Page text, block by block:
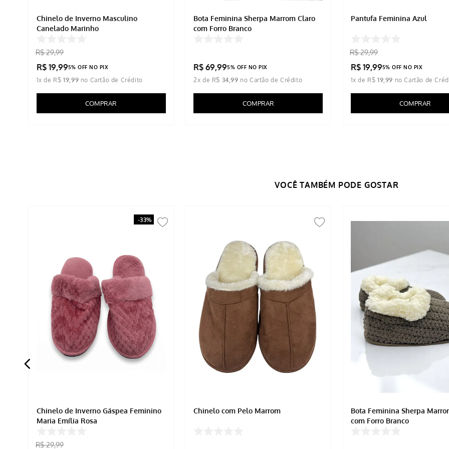
Chinelo de Inverno Masculino
Canelado Marinho
R$ 29,99
R$ 19,995% OFF NO PIX
1x de R$ 19 99
COMPRAR
Bota Feminina Sherpa Marrom Claro
com Forro Branco
R$ 69,995% OFF NO PIX
2x de R$ 34 ,99
COMPRAR
Pantufa Feminina Azul
R$ 29,99
R$ 19,995% OFF NO PIX
1x de R$ 19 99
COMPRAR
-33%
Chinelo de Inverno Gáspea Feminino
Maria Emília Rosa
R$ 29,99
Chinelo com Pelo Marrom
Bota Feminina Sherpa
com Forro Branco